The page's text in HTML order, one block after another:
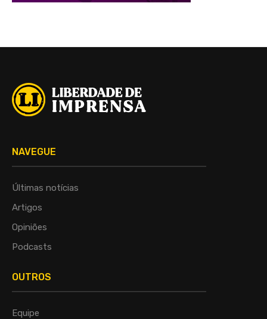
NAVEGUE
Últimas notícias
Artigos
Opiniões
Podcasts
OUTROS
Equipe